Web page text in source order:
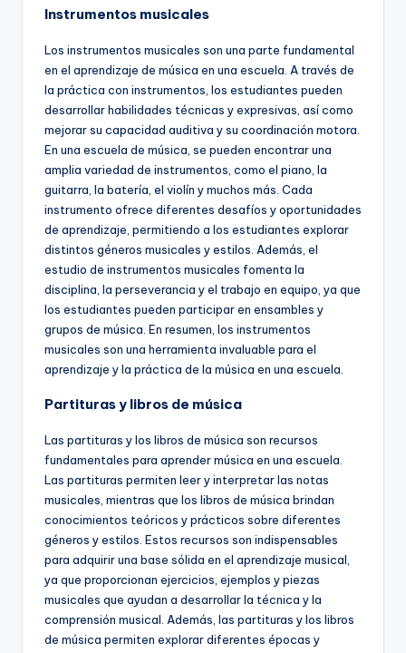
Instrumentos musicales
Los instrumentos musicales son una parte fundamental
en el aprendizaje de música en una escuela. A través de
la práctica con instrumentos, los estudiantes pueden
desarrollar habilidades técnicas y expresivas, así como
mejorar su capacidad auditiva y su coordinación motora.
En una escuela de música, se pueden encontrar una
amplia variedad de instrumentos, como el piano, la
guitarra, la batería, el violín y muchos más. Cada
instrumento ofrece diferentes desafíos y oportunidades
de aprendizaje, permitiendo a los estudiantes explorar
distintos géneros musicales y estilos. Además, el
estudio de instrumentos musicales fomenta la
disciplina, la perseverancia y el trabajo en equipo, ya que
los estudiantes pueden participar en ensambles y
grupos de música. En resumen, los instrumentos
musicales son una herramienta invaluable para el
aprendizaje y la práctica de la música en una escuela.
Partituras y libros de música
Las partituras y los libros de música son recursos
fundamentales para aprender música en una escuela.
Las partituras permiten leer y interpretar las notas
musicales, mientras que los libros de música brindan
conocimientos teóricos y prácticos sobre diferentes
géneros y estilos. Estos recursos son indispensables
para adquirir una base sólida en el aprendizaje musical,
ya que proporcionan ejercicios, ejemplos y piezas
musicales que ayudan a desarrollar la técnica y la
comprensión musical. Además, las partituras y los libros
de música permiten explorar diferentes épocas y